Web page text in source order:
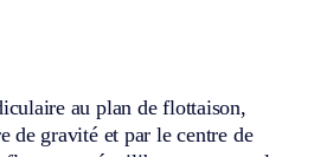
au plan de flottaison,
de gravité et par le centre de